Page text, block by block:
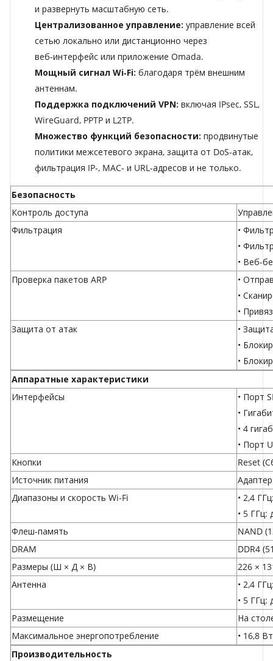
и развернуть масштабную сеть.
Централизованное управление: управление всей
сетью локально или дистанционно через
веб‑интерфейс или приложение Omada.
Мощный сигнал Wi‑Fi: благодаря трём внешним
антеннам.
Поддержка подключений VPN: включая IPsec, SSL,
WireGuard, PPTP и L2TP.
Множество функций безопасности: продвинутые
политики межсетевого экрана, защита от DoS‑атак,
фильтрация IP‑, MAC‑ и URL‑адресов и не только.
Безопасность
Контроль доступа
Фильтрация
•
•
• Веб-
Проверка пакетов ARP
•
•
•
Защита от атак
•
•
•
Аппаратные характеристики
Интерфейсы
• Порт
•
• 4
• Порт
Кнопки
Reset
Источник питания
Диапазоны и скорость Wi-Fi
• 2,4
• 5 ГГц:
Флеш-память
NAND
DRAM
DDR4
Размеры (Ш × Д × В)
226 ×
Антенна
• 2,4
• 5 ГГц:
Размещение
На
Максимальное энергопотребление
• 16,8
Производительность